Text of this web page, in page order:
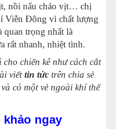
, nồi nấu cháo vịt… chị
Viễn Đông vì chất lượng
quan trọng nhất là
rất nhanh, nhiệt tình.
chiến kê như cách cắt
viếttin tức trên chia sẻ
có một vẻ ngoài khí thế
khảo ngay